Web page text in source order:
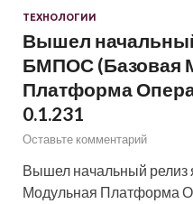
ТЕХНОЛОГИИ
Вышел
БМПОС (Базовая
Платформа
0.1.231
Оставьте комментарий
Вышел начальный
Модульная Платформа